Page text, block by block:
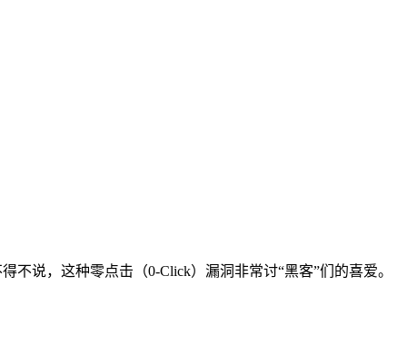
不说，这种零点击（0-Click）漏洞非常讨“黑客”们的喜爱。